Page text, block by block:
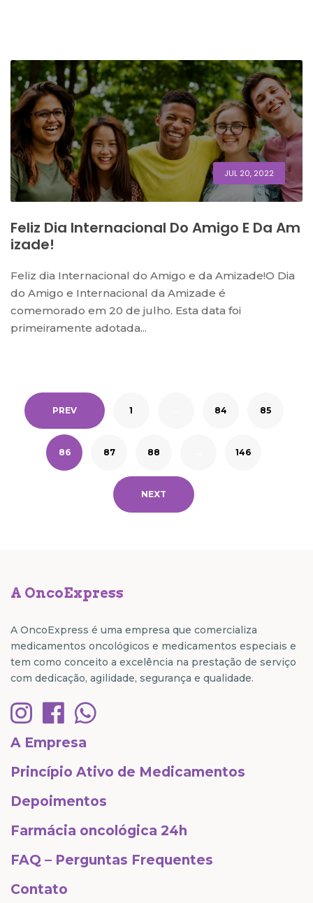
JUL 20, 2022
Feliz Dia Internacional Do Amigo E Da Am
Izade!
Feliz dia Internacional do Amigo e da Amizade!O Dia
do Amigo e Internacional da Amizade é
comemorado em 20 de julho. Esta data foi
primeiramente adotada...
PREV 1 84 85
86 87 88 146
NEXT
A OncoExpress
A OncoExpress é uma empresa que comercializa
medicamentos oncológicos e medicamentos especiais e
tem como conceito a excelência na prestação de serviço
com dedicação, agilidade, segurança e qualidade.
A Empresa
Princípio Ativo de Medicamentos
Depoimentos
Farmácia oncológica 24h
FAQ – Perguntas Frequentes
Contato